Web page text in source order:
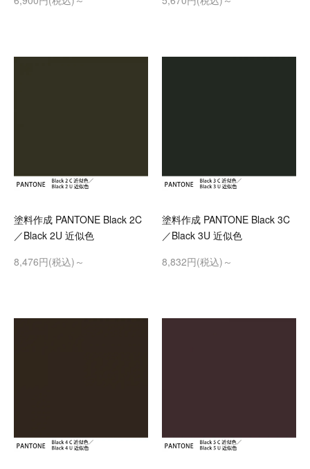
塗料作成 PANTONE Black 2C
／Black 2U 近似色
8,476円(税込)～
塗料作成 PANTONE Black 3C
／Black 3U 近似色
8,832円(税込)～